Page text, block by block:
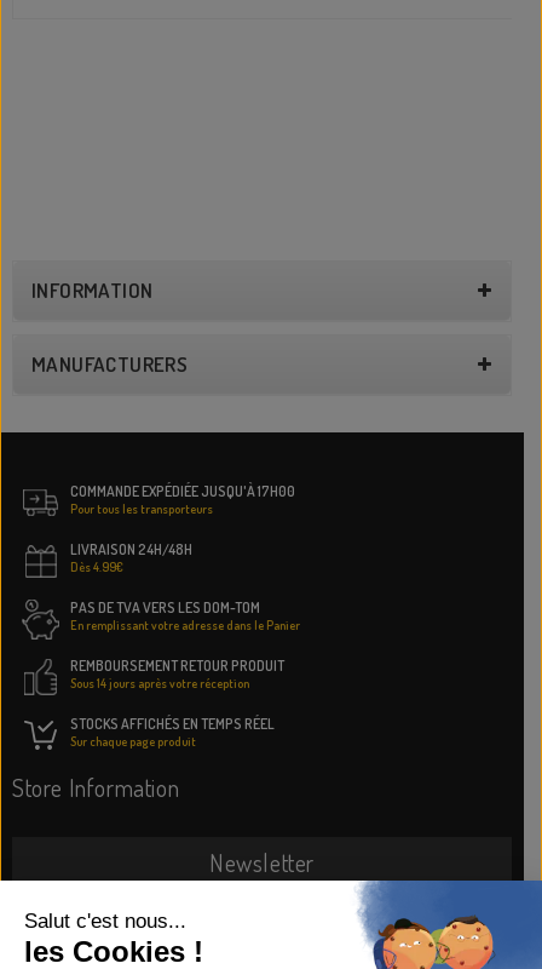
INFORMATION
MANUFACTURERS
COMMANDE EXPÉDIÉE JUSQU'À 17H00
Pour tous les transporteurs
LIVRAISON 24H/48H
Dès 4.99€
PAS DE TVA VERS LES DOM-TOM
En remplissant votre adresse dans le Panier
REMBOURSEMENT RETOUR PRODUIT
Sous 14 jours après votre réception
STOCKS AFFICHÉS EN TEMPS RÉEL
Sur chaque page produit
Store Information
Newsletter